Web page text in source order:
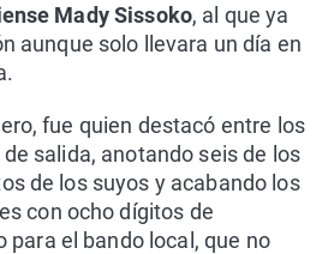
Mady Sissoko, al que ya
aunque solo llevara un día en
fue quien destacó entre los
salida, anotando seis de los
de los suyos y acabando los
con ocho dígitos de
para el bando local, que no